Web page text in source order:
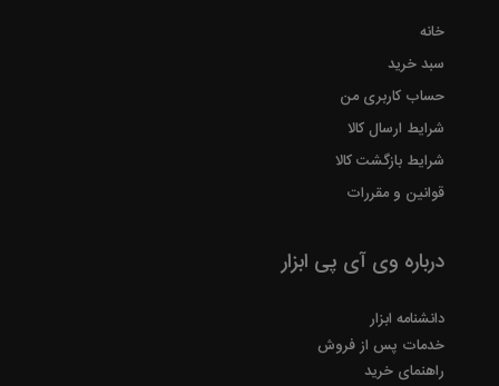
خانه
سبد خرید
حساب کاربری من
شرایط ارسال کالا
شرایط بازگشت کالا
قوانین و مقررات
درباره وی آی پی ابزار
دانشنامه ابزار
خدمات پس از فروش
راهنمای خرید